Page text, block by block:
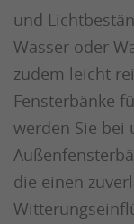
und
Wasser oder
zudem leicht
Fensterbänke
werden Sie bei
die einen